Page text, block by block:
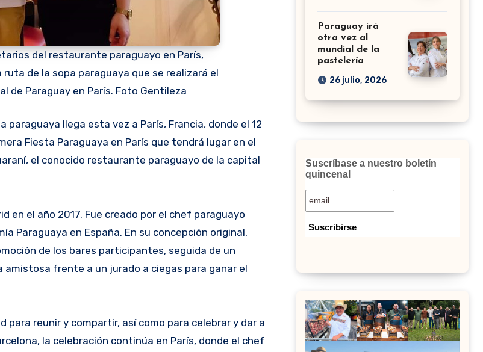
del restaurante paraguayo en París,
de la sopa paraguaya que se realizará el
de Paraguay en París. Foto Gentileza
Fiesta Paraguaya en París que tendrá lugar en el
el conocido restaurante paraguayo de la capital
en el año 2017. Fue creado por el chef paraguayo
Paraguaya en España. En su concepción original,
de los bares participantes, seguida de un
frente a un jurado a ciegas para ganar el
para reunir y compartir, así como para celebrar y dar a
la celebración continúa en París, donde el chef
Paraguay irá
otra vez al
mundial de la
pastelería
26 julio, 2026
Suscríbase a nuestro boletín
quincenal